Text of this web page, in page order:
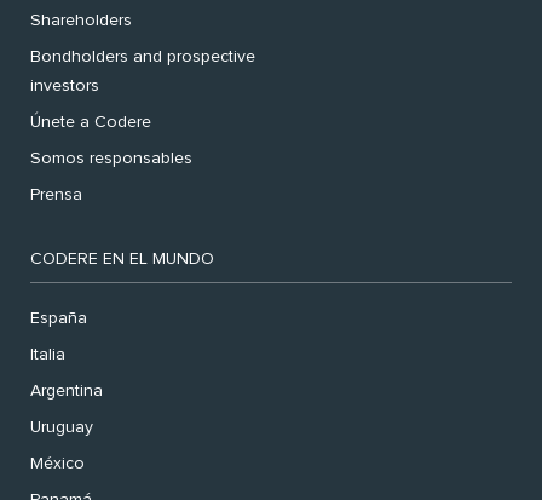
Shareholders
Bondholders and prospective
investors
Únete a Codere
Somos responsables
Prensa
CODERE EN EL MUNDO
España
Italia
Argentina
Uruguay
México